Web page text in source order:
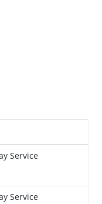
Service
Service